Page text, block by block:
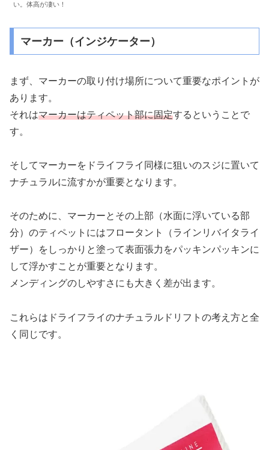
い。体高が凄い！
マーカー（インジケーター）
まず、マーカーの取り付け場所について重要なポイントが
あります。
それはマーカーはティペット部に固定するということで
す。
そしてマーカーをドライフライ同様に狙いのスジに置いて
ナチュラルに流すかが重要となります。
そのために、マーカーとその上部（水面に浮いている部
分）のティペットにはフロータント（ラインリバイタライ
ザー）をしっかりと塗って表面張力をパッキンパッキンに
して浮かすことが重要となります。
メンディングのしやすさにも大きく差が出ます。
これらはドライフライのナチュラルドリフトの考え方と全
く同じです。